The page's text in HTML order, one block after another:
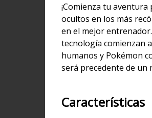
¡Comienza tu
ocultos en los más
en el mejor
tecnología comienzan
humanos y Pokémon
será precedente de un
Características